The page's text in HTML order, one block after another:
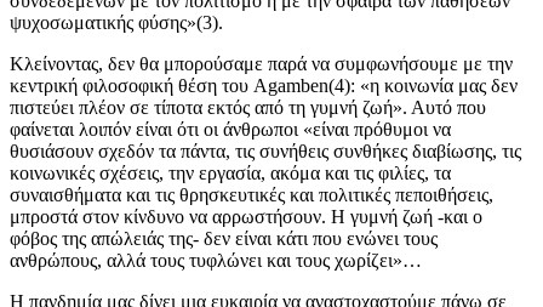
ψυχοσωματικής φύσης»(3).
Κλείνοντας, δεν θα μπορούσαμε παρά να συμφωνήσουμε με την
κεντρική φιλοσοφική θέση του Agamben(4): «η κοινωνία μας δεν
πιστεύει πλέον σε τίποτα εκτός από τη γυμνή ζωή». Αυτό που
φαίνεται λοιπόν είναι ότι οι άνθρωποι «είναι πρόθυμοι να
θυσιάσουν σχεδόν τα πάντα, τις συνήθεις συνθήκες διαβίωσης, τις
κοινωνικές σχέσεις, την εργασία, ακόμα και τις φιλίες, τα
συναισθήματα και τις θρησκευτικές και πολιτικές πεποιθήσεις,
μπροστά στον κίνδυνο να αρρωστήσουν. Η γυμνή ζωή -και ο
φόβος της απώλειάς της- δεν είναι κάτι που ενώνει τους
ανθρώπους, αλλά τους τυφλώνει και τους χωρίζει»…
Η πανδημία μας δίνει μια ευκαιρία να αναστοχαστούμε πάνω σε